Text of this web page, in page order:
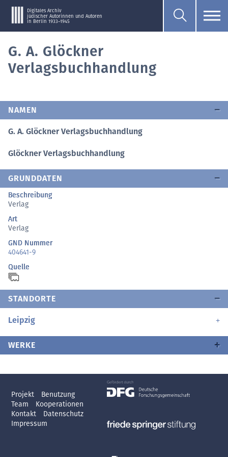
Digitales Archiv
jüdischer Autorinnen und Autoren
in Berlin 1933–1945
G. A. Glöckner
Verlagsbuchhandlung
NAMEN
G. A. Glöckner Verlagsbuchhandlung
Glöckner Verlagsbuchhandlung
GRUNDDATEN
Beschreibung
Verlag
Art
Verlag
GND Nummer
404641-9
Quelle
STANDORTE
Leipzig
WERKE
Projekt
Benutzung
Team
Kooperationen
Kontakt
Datenschutz
Impressum